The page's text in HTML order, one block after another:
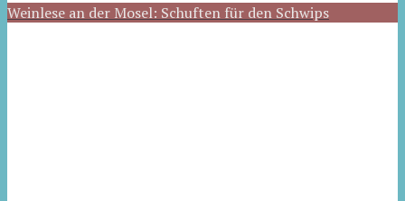
Weinlese an der Mosel: Schuften für den Schwips